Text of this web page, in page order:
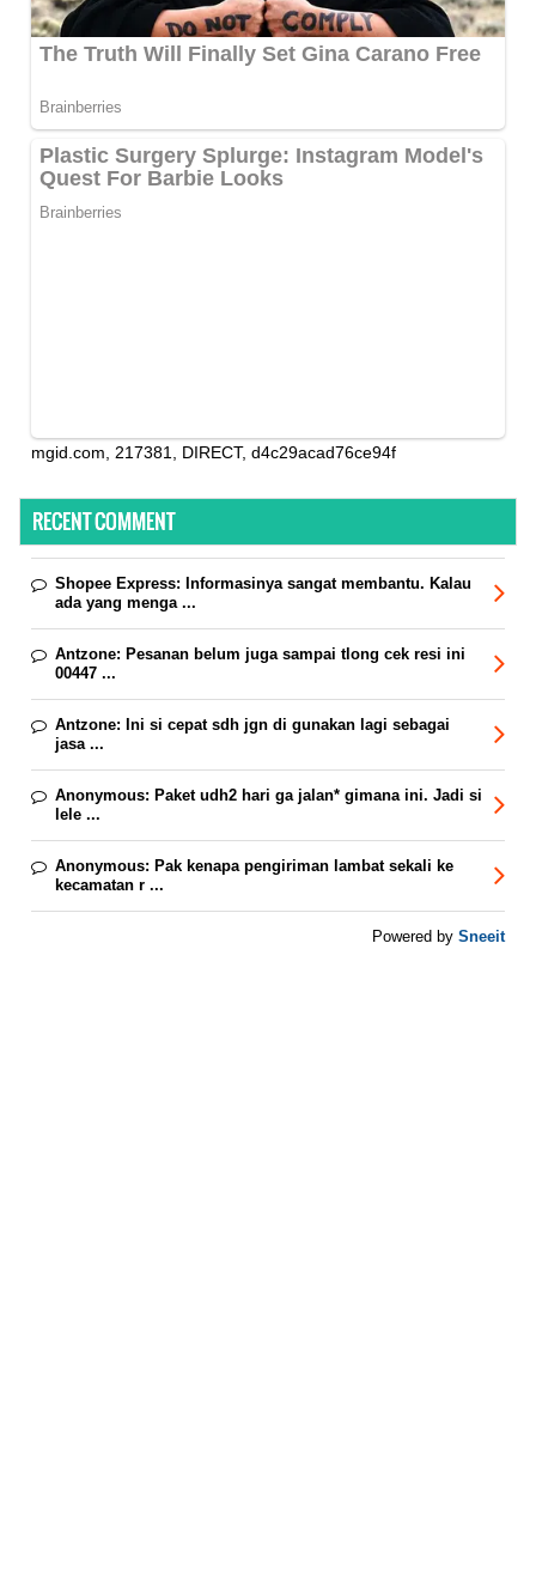
mgid.com, 217381, DIRECT, d4c29acad76ce94f
RECENT COMMENT
Shopee Express: Informasinya sangat membantu. Kalau
ada yang menga ...
Antzone: Pesanan belum juga sampai tlong cek resi ini
00447 ...
Antzone: Ini si cepat sdh jgn di gunakan lagi sebagai
jasa ...
Anonymous: Paket udh2 hari ga jalan* gimana ini. Jadi si
lele ...
Anonymous: Pak kenapa pengiriman lambat sekali ke
kecamatan r ...
Powered by Sneeit